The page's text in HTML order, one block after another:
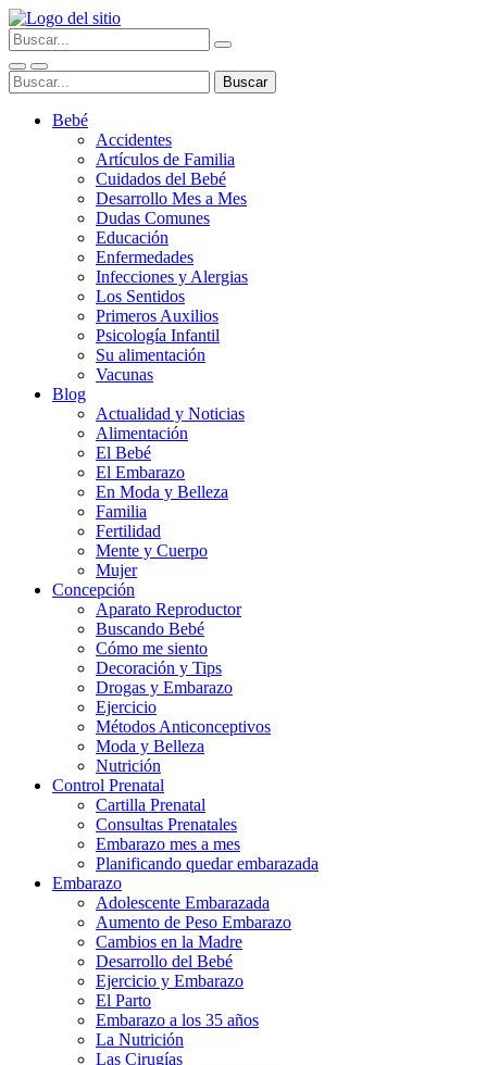
Bebé
Accidentes
Artículos de Familia
Cuidados del Bebé
Desarrollo Mes a Mes
Dudas Comunes
Educación
Enfermedades
Infecciones y Alergias
Los Sentidos
Primeros Auxilios
Psicología Infantil
Su alimentación
Vacunas
Blog
Actualidad y Noticias
Alimentación
El Bebé
El Embarazo
En Moda y Belleza
Familia
Fertilidad
Mente y Cuerpo
Mujer
Concepción
Aparato Reproductor
Buscando Bebé
Cómo me siento
Decoración y Tips
Drogas y Embarazo
Ejercicio
Métodos Anticonceptivos
Moda y Belleza
Nutrición
Control Prenatal
Cartilla Prenatal
Consultas Prenatales
Embarazo mes a mes
Planificando quedar embarazada
Embarazo
Adolescente Embarazada
Aumento de Peso Embarazo
Cambios en la Madre
Desarrollo del Bebé
Ejercicio y Embarazo
El Parto
Embarazo a los 35 años
La Nutrición
Las Cirugías